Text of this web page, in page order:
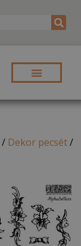
/ Dekor pecsét/